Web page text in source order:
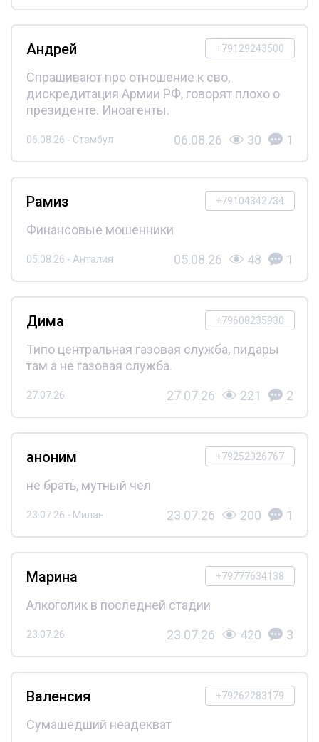
+79129243500
Андрей
Спрашивают про отношение к сво,
дискредитация Армии РФ, говорят плохо о
президенте. Иноагенты.
06.08.26 - Стамбул 06.08.26 30 1
+79104342734
Рамиз
Финансовые мошенники
05.08.26 - Анталия 05.08.26 48 1
+79608235930
Дима
Типо центральная газовая служба, пидары
там а не газовая служба.
27.07.26 27.07.26 221 2
+79252026767
аноним
не брать, мутный чел
23.07.26 - Милан 23.07.26 200 1
+79777634138
Марина
Алкоголик в последней стадии
23.07.26 23.07.26 420 3
+79262283179
Валенсия
Сумашедший неадекват